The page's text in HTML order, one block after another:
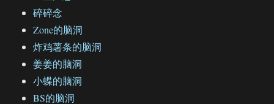
碎碎念
Zone的脑洞
炸鸡薯条的脑洞
姜姜的脑洞
小蝶的脑洞
BS的脑洞